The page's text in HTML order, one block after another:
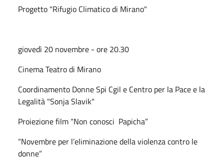
Progetto "Rifugio Climatico di Mirano"
giovedì 20 novembre - ore 20.30
Cinema Teatro di Mirano
Coordinamento Donne Spi Cgil e Centro per la Pace e la
Legalità "Sonja Slavik"
Proiezione film “Non conosci Papicha”
“Novembre per l’eliminazione della violenza contro le
donne”